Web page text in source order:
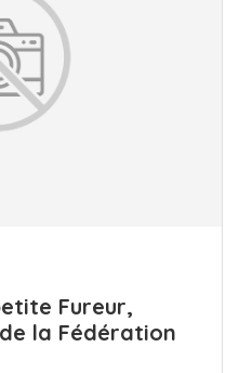
Fureur,
la Fédération